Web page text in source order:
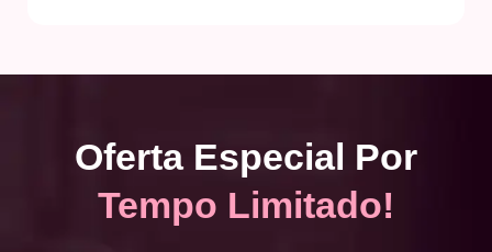
Oferta Especial Por
Tempo Limitado!